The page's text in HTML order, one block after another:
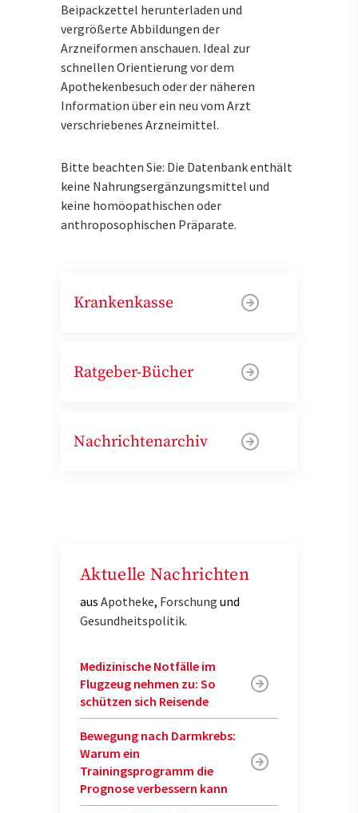
Beipackzettel herunterladen und
vergrößerte Abbildungen der
Arzneiformen anschauen. Ideal zur
schnellen Orientierung vor dem
Apothekenbesuch oder der näheren
Information über ein neu vom Arzt
verschriebenes Arzneimittel.
Bitte beachten Sie: Die Datenbank enthält
keine Nahrungsergänzungsmittel und
keine homöopathischen oder
anthroposophischen Präparate.
Krankenkasse
Ratgeber-Bücher
Nachrichtenarchiv
Aktuelle Nachrichten
aus Apotheke, Forschung und
Gesundheitspolitik.
Medizinische Notfälle im
Flugzeug nehmen zu: So
schützen sich Reisende
Bewegung nach Darmkrebs:
Warum ein
Trainingsprogramm die
Prognose verbessern kann